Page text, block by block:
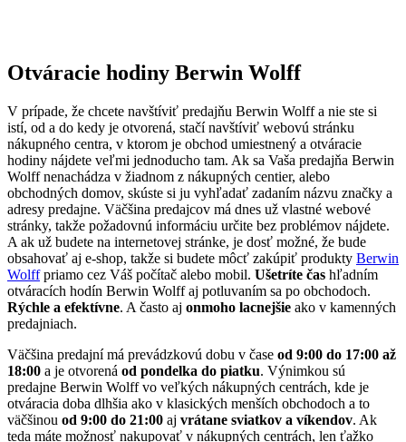
Otváracie hodiny Berwin Wolff
V prípade, že chcete navštíviť predajňu Berwin Wolff a nie ste si
istí, od a do kedy je otvorená, stačí navštíviť webovú stránku
nákupného centra, v ktorom je obchod umiestnený a otváracie
hodiny nájdete veľmi jednoducho tam. Ak sa Vaša predajňa Berwin
Wolff nenachádza v žiadnom z nákupných centier, alebo
obchodných domov, skúste si ju vyhľadať zadaním názvu značky a
adresy predajne. Väčšina predajcov má dnes už vlastné webové
stránky, takže požadovnú informáciu určite bez problémov nájdete.
A ak už budete na internetovej stránke, je dosť možné, že bude
obsahovať aj e-shop, takže si budete môcť zakúpiť produkty Berwin
Wolffpriamo cez Váš počítač alebo mobil. Ušetríte čas hľadním
otváracích hodín Berwin Wolff aj potluvaním sa po obchodoch.
Rýchle a efektívne. A často aj onmoho lacnejšie ako v kamenných
predajniach.
Väčšina predajní má prevádzkovú dobu v čase od 9:00 do 17:00 až
18:00 a je otvorená od pondelka do piatku. Výnimkou sú
predajne Berwin Wolff vo veľkých nákupných centrách, kde je
otváracia doba dlhšia ako v klasických menších obchodoch a to
väčšinou od 9:00 do 21:00 aj vrátane sviatkov a víkendov. Ak
teda máte možnosť nakupovať v nákupných centrách, len ťažko